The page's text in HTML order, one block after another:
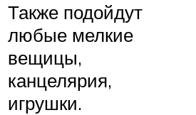
Также подойдут
любые мелкие
вещицы,
канцелярия,
игрушки.